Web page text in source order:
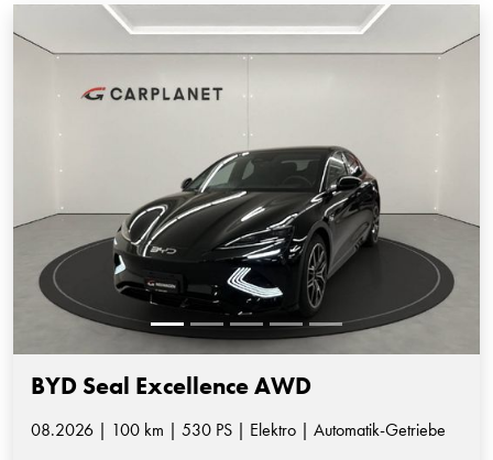
BYD Seal Excellence AWD
08.2026 | 100 km | 530 PS | Elektro | Automatik-Getriebe